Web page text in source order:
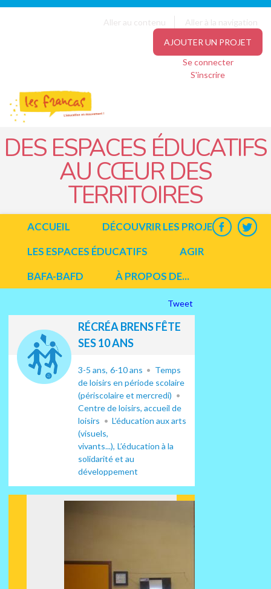
Aller au contenu
Aller à la navigation
AJOUTER UN PROJET
Se connecter
S'inscrire
DES ESPACES ÉDUCATIFS
AU CŒUR DES
TERRITOIRES
ACCUEIL
DÉCOUVRIR LES PROJETS
LES ESPACES ÉDUCATIFS
AGIR
BAFA-BAFD
À PROPOS DE...
Tweet
RÉCRÉA BRENS FÊTE
SES 10 ANS
3-5 ans 6-10 ans
Temps
de loisirs en période scolaire
(périscolaire et mercredi)
Centre de loisirs, accueil de
loisirs
L’éducation aux arts
(visuels,
vivants...) L’éducation à la
solidarité et au
développement
Suiv
Panneau de gestion des cookies